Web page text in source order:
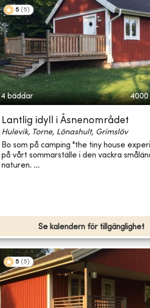
5 (5)
4 bäddar 4000
Lantlig idyll i Åsnenområdet
Hulevik, Torne, Lönashult, Grimslöv
Bo som på camping "the tiny house
på vårt sommarställe i den vackra
naturen. ...
Se kalendern för tillgänglighet
5 (5)